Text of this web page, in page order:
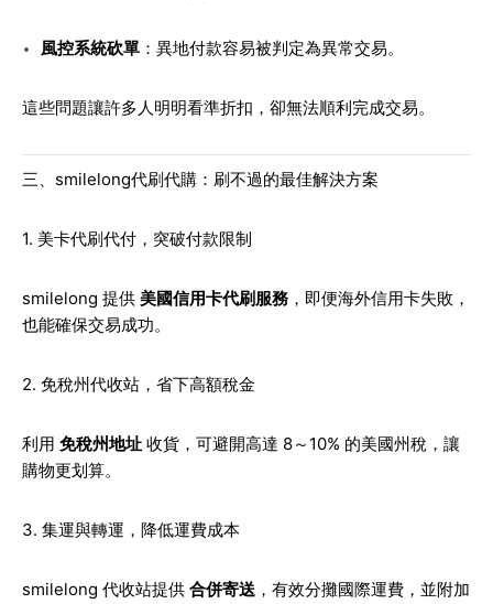
風控系統砍單：異地付款容易被判定為異常交易。
這些問題讓許多人明明看準折扣，卻無法順利完成交易。
三、smilelong代刷代購：刷不過的最佳解決方案
1. 美卡代刷代付，突破付款限制
smilelong 提供 美國信用卡代刷服務 ，即便海外信用卡失敗，
也能確保交易成功。
2. 免稅州代收站，省下高額稅金
利用 免稅州地址 收貨，可避開高達 8～10% 的美國州稅，讓
購物更划算。
3. 集運與轉運，降低運費成本
smilelong 代收站提供 合併寄送 ，有效分攤國際運費，並附加